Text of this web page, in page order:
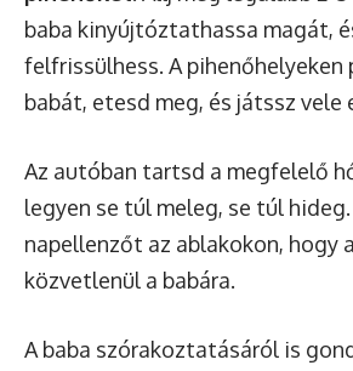
baba kinyújtóztathassa magát,
felfrissülhess. A pihenőhelyeken
babát, etesd meg, és játssz vele
Az autóban tartsd a megfelelő
legyen se túl meleg, se túl
napellenzőt az ablakokon, hogy
közvetlenül a babára.
A baba szórakoztatásáról is